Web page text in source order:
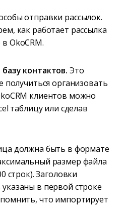
отправки рассылок.
как работает рассылка
OkoCRM.
контактов. Это
получиться организовать
клиентов можно
таблицу или сделав
должна быть в формате
размер файла
строк). Заголовки
в первой строке
что импортирует